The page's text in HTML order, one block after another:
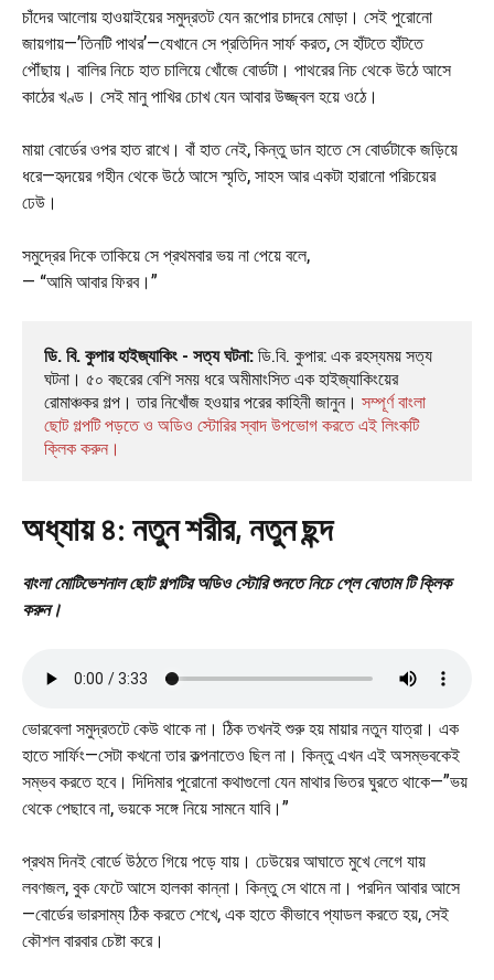
চাঁদের আলোয় হাওয়াইয়ের সমুদ্রতট যেন রূপোর চাদরে মোড়া। সেই পুরোনো
জায়গায়—’তিনটি পাথর’—যেখানে সে প্রতিদিন সার্ফ করত, সে হাঁটতে হাঁটতে
পৌঁছায়। বালির নিচে হাত চালিয়ে খোঁজে বোর্ডটা। পাথরের নিচ থেকে উঠে আসে
কাঠের খণ্ড। সেই মানু পাখির চোখ যেন আবার উজ্জ্বল হয়ে ওঠে।
মায়া বোর্ডের ওপর হাত রাখে। বাঁ হাত নেই, কিন্তু ডান হাতে সে বোর্ডটাকে জড়িয়ে
ধরে—হৃদয়ের গহীন থেকে উঠে আসে স্মৃতি, সাহস আর একটা হারানো পরিচয়ের
ঢেউ।
সমুদ্রের দিকে তাকিয়ে সে প্রথমবার ভয় না পেয়ে বলে,
— “আমি আবার ফিরব।”
ডি. বি. কুপার হাইজ্যাকিং - সত্য ঘটনা: ডি.বি. কুপার: এক রহস্যময় সত্য
ঘটনা। ৫০ বছরের বেশি সময় ধরে অমীমাংসিত এক হাইজ্যাকিংয়ের
রোমাঞ্চকর গল্প। তার নিখোঁজ হওয়ার পরের কাহিনী জানুন। সম্পূর্ণ বাংলা
ছোট গল্পটি পড়তে ও অডিও স্টোরির স্বাদ উপভোগ করতে এই লিংকটি
ক্লিক করুন।
অধ্যায় ৪: নতুন শরীর, নতুন ছন্দ
বাংলা মোটিভেশনাল ছোট গল্পটির অডিও স্টোরি শুনতে নিচে প্লে বোতাম টি ক্লিক
করুন।
ভোরবেলা সমুদ্রতটে কেউ থাকে না। ঠিক তখনই শুরু হয় মায়ার নতুন যাত্রা। এক
হাতে সার্ফিং—সেটা কখনো তার কল্পনাতেও ছিল না। কিন্তু এখন এই অসম্ভবকেই
সম্ভব করতে হবে। দিদিমার পুরোনো কথাগুলো যেন মাথার ভিতর ঘুরতে থাকে—”ভয়
থেকে পেছাবে না, ভয়কে সঙ্গে নিয়ে সামনে যাবি।”
প্রথম দিনই বোর্ডে উঠতে গিয়ে পড়ে যায়। ঢেউয়ের আঘাতে মুখে লেগে যায়
লবণজল, বুক ফেটে আসে হালকা কান্না। কিন্তু সে থামে না। পরদিন আবার আসে
—বোর্ডের ভারসাম্য ঠিক করতে শেখে, এক হাতে কীভাবে প্যাডল করতে হয়, সেই
কৌশল বারবার চেষ্টা করে।